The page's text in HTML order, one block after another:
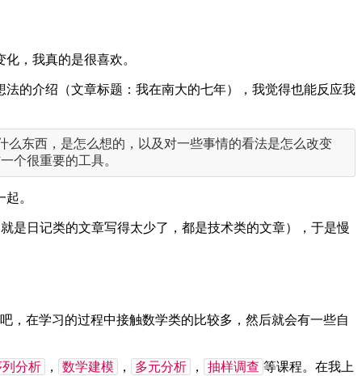
，我真的是很喜欢。
的介绍（文章标题：我在南大的七年），我觉得也能反应我
东西，是怎么想的，以及对一些事情的看法是怎么改变
个很重要的工具。
。
是日记类的文章写得太少了，都是技术类的文章），于是慢
，在学习的过程中接触数学类的比较多，然后就会有一些自
分析 ， 数学建模 ， 多元分析 ， 抽样调查 等课程。在我上